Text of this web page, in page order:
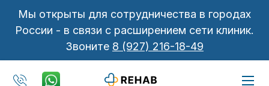
Мы открыты для сотрудничества в городах
России - в связи с расширением сети клиник.
Звоните 8 (927) 216-18-49